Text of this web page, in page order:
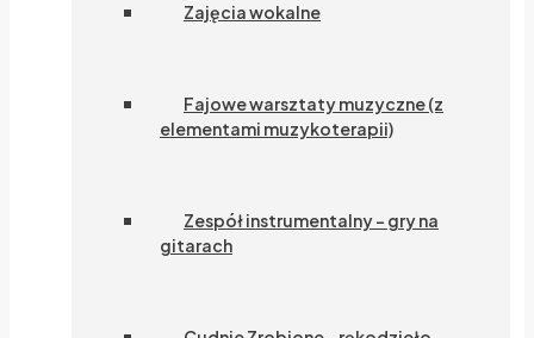
Zajęcia wokalne
Fajowe warsztaty muzyczne (z
elementami muzykoterapii)
Zespół instrumentalny – gry na
gitarach